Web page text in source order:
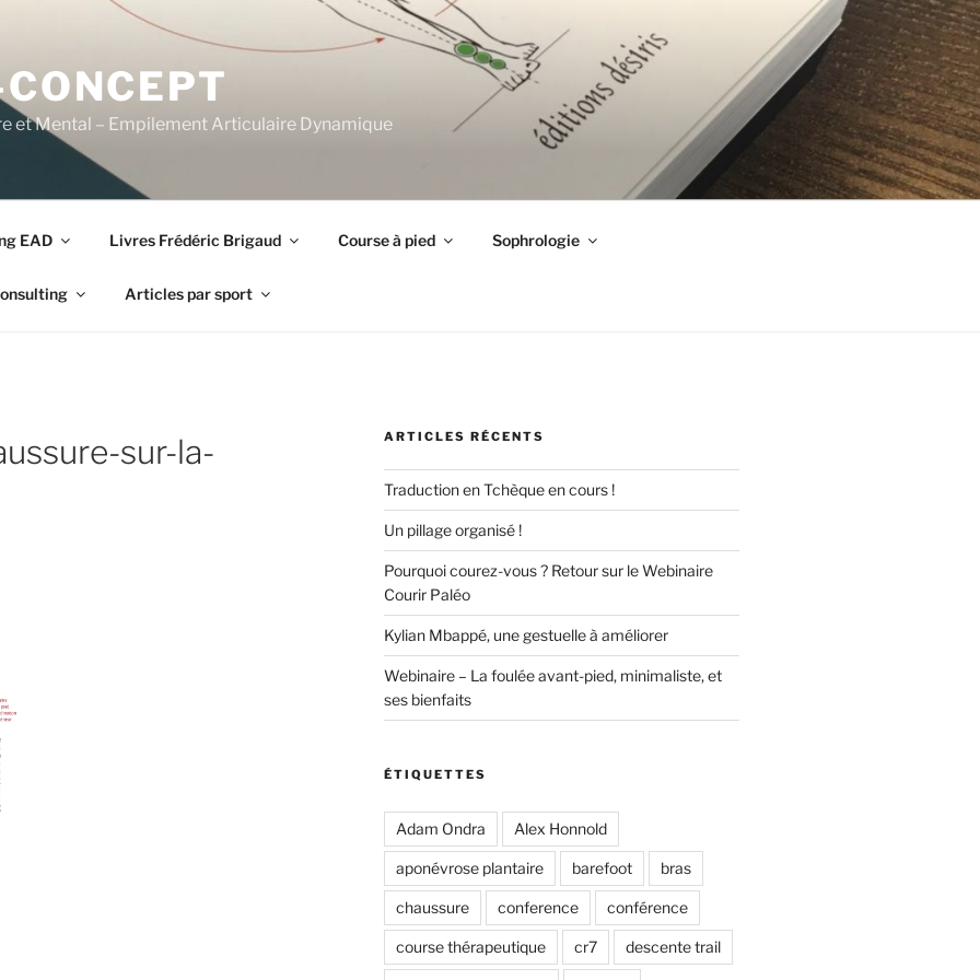
et Mental – Empilement Articulaire Dynamique
EAD Livres Frédéric Brigaud Course à pied Sophrologie
Articles par sport
sur-la-
ARTICLES RÉCENTS
Traduction en Tchèque en cours !
Un pillage organisé !
Pourquoi courez-vous ? Retour sur le Webinaire
Courir Paléo
Kylian Mbappé, une gestuelle à améliorer
Webinaire – La foulée avant-pied, minimaliste, et
ses bienfaits
ÉTIQUETTES
Adam Ondra Alex Honnold
aponévrose plantaire barefoot bras
chaussure conference conférence
course thérapeutique cr7 descente trail